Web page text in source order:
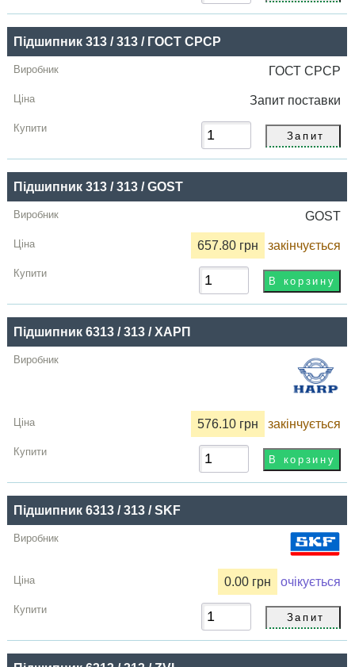
Підшипник 313 / 313 / ГОСТ СРСР
ГОСТ СРСР
Запит поставки
Підшипник 313 / 313 / GOST
GOST
657.80 грн закінчується
Підшипник 6313 / 313 / ХАРП
576.10 грн закінчується
Підшипник 6313 / 313 / SKF
0.00 грн очікується